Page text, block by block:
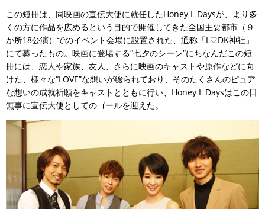
この短冊は、同映画の宣伝大使に就任したHoney L Daysが、より多
くの方に作品を広めるという目的で開催してきた全国主要都市（９
か所18公演）でのイベント会場に設置された、通称「L♡DK神社」
にて募ったもの。映画に登場する“七夕のシーン”にちなんだこの短
冊には、恋人や家族、友人、さらに映画のキャストや原作などに向
けた、様々な“LOVE”な想いが綴られており、そのたくさんのピュア
な想いの成就祈願をキャストとともに行い、Honey L Daysはこの日
無事に宣伝大使としてのゴールを迎えた。